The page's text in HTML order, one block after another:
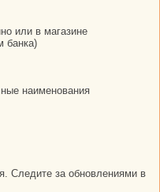
или в магазине
банка)
наименования
Следите за обновлениями в